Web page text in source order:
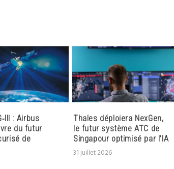
: Airbus
du futur
de
Thales déploiera NexGen,
le futur système ATC de
Singapour optimisé par l’IA
31 juillet 2026